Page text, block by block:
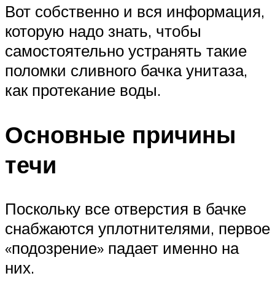
Вот собственно и вся информация,
которую надо знать, чтобы
самостоятельно устранять такие
поломки сливного бачка унитаза,
как протекание воды.
Основные причины
течи
Поскольку все отверстия в бачке
снабжаются уплотнителями, первое
«подозрение» падает именно на
них.